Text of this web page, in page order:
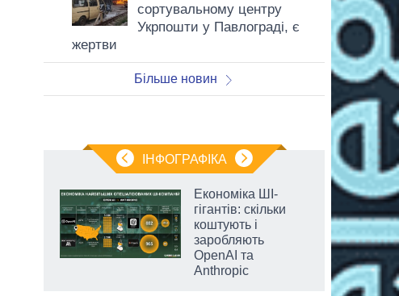
сортувальному центру
Укрпошти у Павлограді, є
жертви
Більше новин
ІНФОГРАФІКА
Економіка ШІ-
гігантів: скільки
коштують і
заробляють
OpenAI та
Anthropic